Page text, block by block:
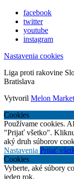
facebook
twitter
youtube
instagram
Nastavenia cookies
Liga proti rakovine
Bratislava
Vytvoril Melon
Cookies
Používame cookies.
"Prijať všetko".
aký druh súborov
Nastavenia Prijať
Cookies
Vyberte, aké súbory
jeden rok.